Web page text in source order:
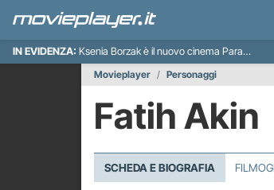
IN EVIDENZA: Ksenia Borzak è il nuovo cinema Paradiso italiano
Movieplayer
Personaggi
Fatih Akin
SCHEDA E BIOGRAFIA